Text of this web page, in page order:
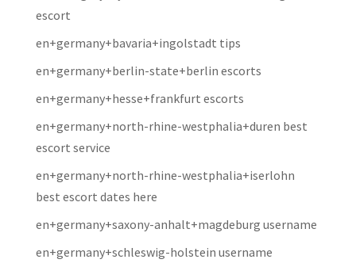
escort
en+germany+bavaria+ingolstadt tips
en+germany+berlin-state+berlin escorts
en+germany+hesse+frankfurt escorts
en+germany+north-rhine-westphalia+duren best
escort service
en+germany+north-rhine-westphalia+iserlohn
best escort dates here
en+germany+saxony-anhalt+magdeburg username
en+germany+schleswig-holstein username